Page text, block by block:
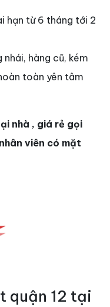
hạn từ 6 tháng tới 2
nhái, hàng cũ, kém
toàn yên tâm
nhà , giá rẻ gọi
viên có mặt
quận 12 tại